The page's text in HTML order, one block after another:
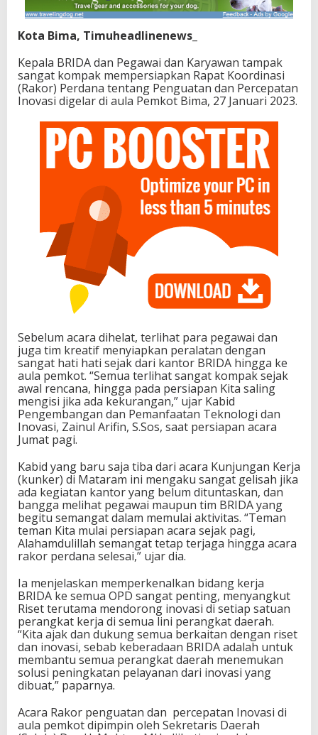
Kota Bima, Timuheadlinenews_
Kepala BRIDA dan Pegawai dan Karyawan tampak
sangat kompak mempersiapkan Rapat Koordinasi
(Rakor) Perdana tentang Penguatan dan Percepatan
Inovasi digelar di aula Pemkot Bima, 27 Januari 2023.
Sebelum acara dihelat, terlihat para pegawai dan
juga tim kreatif menyiapkan peralatan dengan
sangat hati hati sejak dari kantor BRIDA hingga ke
aula pemkot. “Semua terlihat sangat kompak sejak
awal rencana, hingga pada persiapan Kita saling
mengisi jika ada kekurangan,” ujar Kabid
Pengembangan dan Pemanfaatan Teknologi dan
Inovasi, Zainul Arifin, S.Sos, saat persiapan acara
Jumat pagi.
Kabid yang baru saja tiba dari acara Kunjungan Kerja
(kunker) di Mataram ini mengaku sangat gelisah jika
ada kegiatan kantor yang belum dituntaskan, dan
bangga melihat pegawai maupun tim BRIDA yang
begitu semangat dalam memulai aktivitas. “Teman
teman Kita mulai persiapan acara sejak pagi,
Alahamdulillah semangat tetap terjaga hingga acara
rakor perdana selesai,” ujar dia.
Ia menjelaskan memperkenalkan bidang kerja
BRIDA ke semua OPD sangat penting, menyangkut
Riset terutama mendorong inovasi di setiap satuan
perangkat kerja di semua lini perangkat daerah.
“Kita ajak dan dukung semua berkaitan dengan riset
dan inovasi, sebab keberadaan BRIDA adalah untuk
membantu semua perangkat daerah menemukan
solusi peningkatan pelayanan dari inovasi yang
dibuat,” paparnya.
Acara Rakor penguatan dan percepatan Inovasi di
aula pemkot dipimpin oleh Sekretaris Daerah